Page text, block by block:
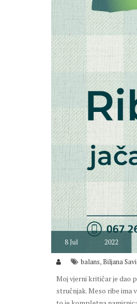
8Jul 2022
balans,Biljana
Moj vjerni kritičar je dao
stručnjak. Meso ribe ima